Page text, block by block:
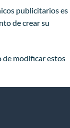
publicitarios es
de crear su
de modificar estos